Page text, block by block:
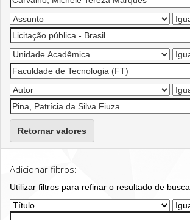
Retornar valores
Adicionar filtros:
Utilizar filtros para refinar o resultado de busca.